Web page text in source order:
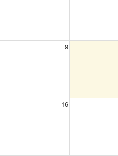
9
16